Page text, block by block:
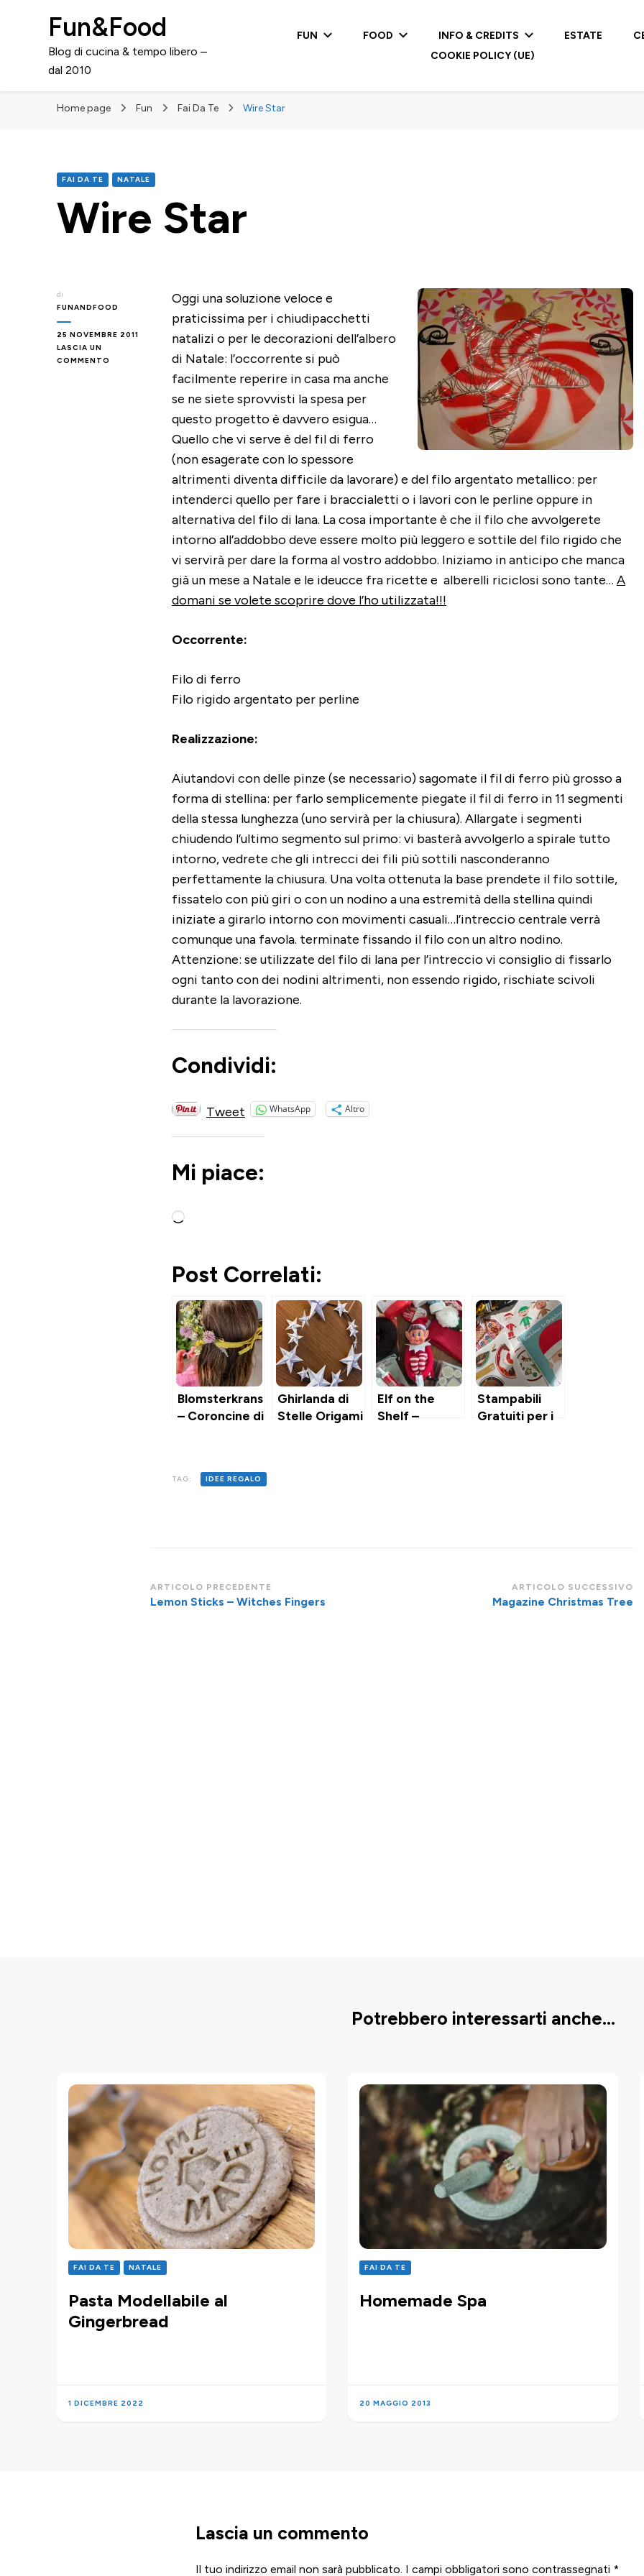
Fun&Food
Blog di cucina & tempo libero –
dal 2010
FUN FOOD INFO & CREDITS ESTATE
COOKIE POLICY (UE)
Home page Fun Fai Da Te Wire Star
FAI DA TE NATALE
Wire Star
di
FUNANDFOOD
25 NOVEMBRE 2011
LASCIA UN
COMMENTO
Oggi una soluzione veloce e
praticissima per i chiudipacchetti
natalizi o per le decorazioni dell’albero
di Natale: l’occorrente si può
facilmente reperire in casa ma anche
se ne siete sprovvisti la spesa per
questo progetto è davvero esigua…
Quello che vi serve è del fil di ferro
(non esagerate con lo spessore
altrimenti diventa difficile da lavorare) e del filo argentato metallico: per
intenderci quello per fare i braccialetti o i lavori con le perline oppure in
alternativa del filo di lana. La cosa importante è che il filo che avvolgerete
intorno all’addobbo deve essere molto più leggero e sottile del filo rigido che
vi servirà per dare la forma al vostro addobbo. Iniziamo in anticipo che manca
già un mese a Natale e le ideucce fra ricette e alberelli riciclosi sono tante… A
domani se volete scoprire dove l’ho utilizzata!!!
Occorrente:
Filo di ferro
Filo rigido argentato per perline
Realizzazione:
Aiutandovi con delle pinze (se necessario) sagomate il fil di ferro più grosso a
forma di stellina: per farlo semplicemente piegate il fil di ferro in 11 segmenti
della stessa lunghezza (uno servirà per la chiusura). Allargate i segmenti
chiudendo l’ultimo segmento sul primo: vi basterà avvolgerlo a spirale tutto
intorno, vedrete che gli intrecci dei fili più sottili nasconderanno
perfettamente la chiusura. Una volta ottenuta la base prendete il filo sottile,
fissatelo con più giri o con un nodino a una estremità della stellina quindi
iniziate a girarlo intorno con movimenti casuali…l’intreccio centrale verrà
comunque una favola. terminate fissando il filo con un altro nodino.
Attenzione: se utilizzate del filo di lana per l’intreccio vi consiglio di fissarlo
ogni tanto con dei nodini altrimenti, non essendo rigido, rischiate scivoli
durante la lavorazione.
Condividi:
Tweet WhatsApp Altro
Mi piace:
Caricamento
Post Correlati:
Blomsterkrans
– Coroncine di
Ghirlanda di
Stelle Origami
Elf on the
Shelf –
Stampabili
Gratuiti per i
TAG: IDEE REGALO
Navigazione
articoli
ARTICOLO PRECEDENTE
Lemon Sticks – Witches Fingers
ARTICOLO SUCCESSIVO
Magazine Christmas Tree
Potrebbero interessarti anche...
FAI DA TE NATALE
Pasta Modellabile al
Gingerbread
1 DICEMBRE 2022
FAI DA TE
Homemade Spa
20 MAGGIO 2013
Lascia un commento
Il tuo indirizzo email non sarà pubblicato. I campi obbligatori sono contrassegnati *